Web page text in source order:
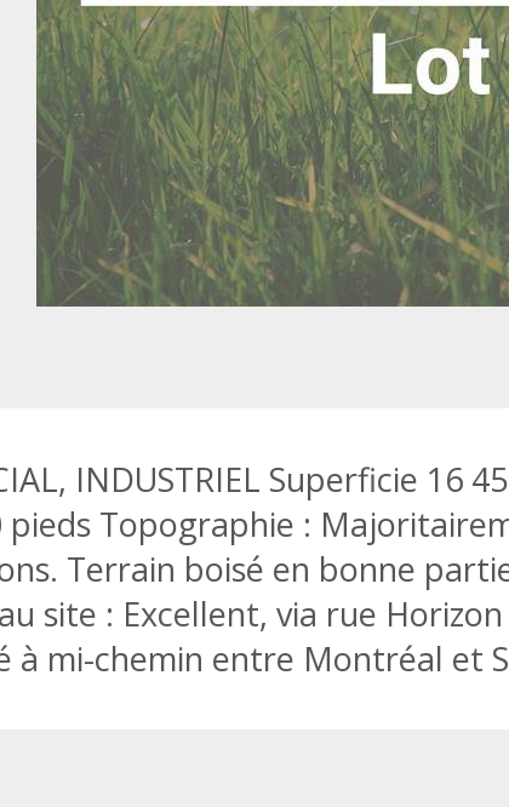
INDUSTRIEL Superficie 16
pieds Topographie :
Terrain boisé en bonne
site : Excellent, via rue Horizon
à mi-chemin entre Montréal et